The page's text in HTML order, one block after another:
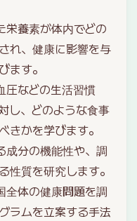
栄養素が体内でどの
れ、健康に影響を与
ます。
圧などの生活習慣
し、どのような食事
きかを学びます。
成分の機能性や、調
性質を研究します。
全体の健康問題を調
ラムを立案する手法